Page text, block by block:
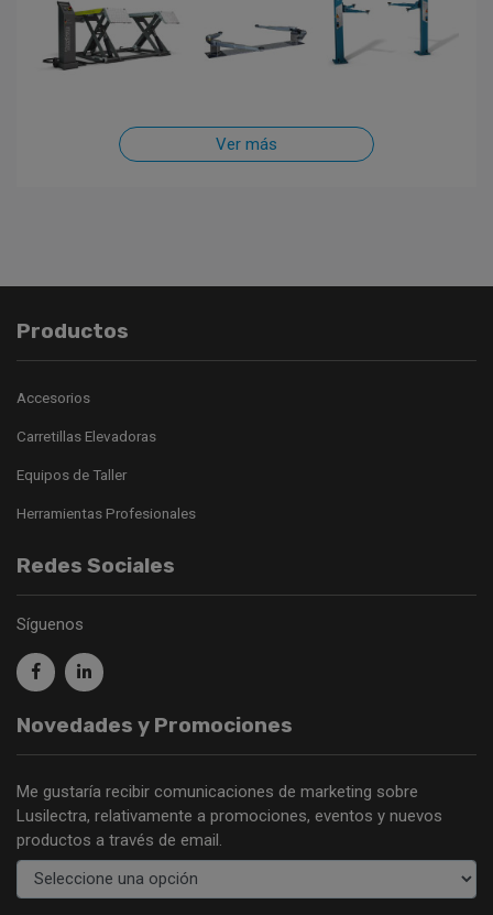
Ver más
Productos
Accesorios
Carretillas Elevadoras
Equipos de Taller
Herramientas Profesionales
Redes Sociales
Síguenos
Novedades y Promociones
Me gustaría recibir comunicaciones de marketing sobre
Lusilectra, relativamente a promociones, eventos y nuevos
productos a través de email.